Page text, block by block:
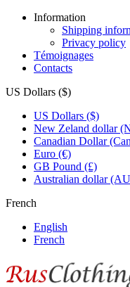
Information
Shipping
Privacy policy
Témoignages
Contacts
US Dollars ($)
US Dollars ($)
New Zeland dollar
Canadian Dollar
Euro (€)
GB Pound (£)
Australian dollar
French
English
French